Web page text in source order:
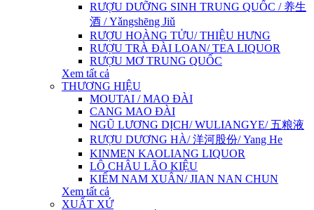
RƯỢU DƯỠNG SINH TRUNG QUỐC / 养生
酒 / Yǎngshēng Jiǔ
RƯỢU HOÀNG TỬU/ THIỆU HƯNG
RƯỢU TRÀ ĐÀI LOAN/ TEA LIQUOR
RƯỢU MƠ TRUNG QUỐC
Xem tất cả
THƯƠNG HIỆU
MOUTAI / MAO ĐÀI
CANG MAO ĐÀI
NGŨ LƯƠNG DỊCH/ WULIANGYE/ 五粮液
RƯỢU DƯƠNG HÀ/ 洋河股份/ Yang He
KINMEN KAOLIANG LIQUOR
LÔ CHÂU LÃO KIỆU
KIẾM NAM XUÂN/ JIAN NAN CHUN
Xem tất cả
XUẤT XỨ